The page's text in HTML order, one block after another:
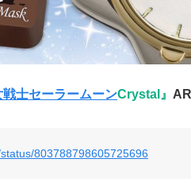
戦士セーラームーンCrystal』
803788798605725696